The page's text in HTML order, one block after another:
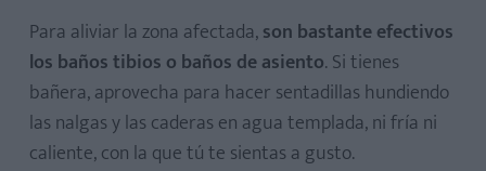
Para aliviar la zona afectada,son bastante efectivos
los baños tibios o baños de asiento. Si tienes
bañera, aprovecha para hacer sentadillas hundiendo
las nalgas y las caderas en agua templada, ni fría ni
caliente, con la que tú te sientas a gusto.